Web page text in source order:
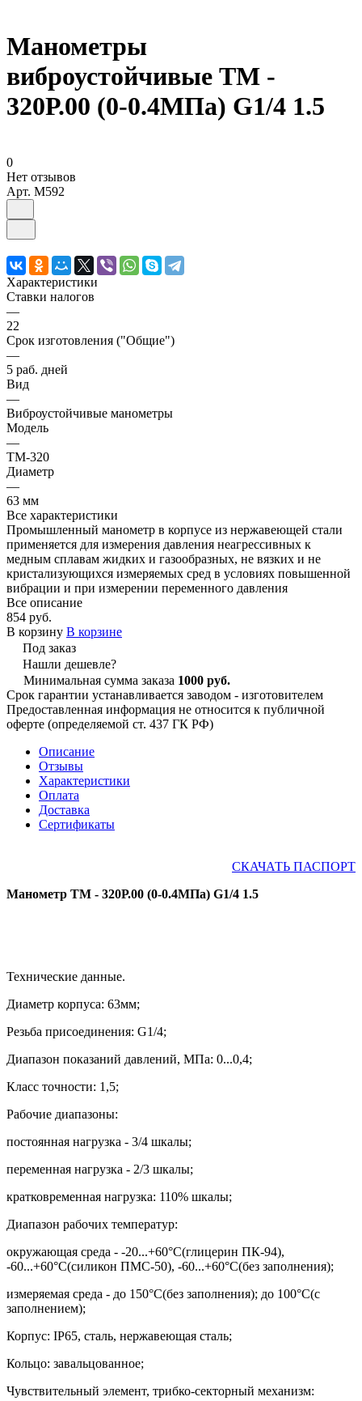
Манометры
виброустойчивые ТМ -
320Р.00 (0-0.4МПа) G1/4 1.5
0
Нет отзывов
Арт. M592
Характеристики
Ставки налогов
—
22
Срок изготовления ("Общие")
—
5 раб. дней
Вид
—
Виброустойчивые манометры
Модель
—
ТМ-320
Диаметр
—
63 мм
Все характеристики
Промышленный манометр в корпусе из нержавеющей стали
применяется для измерения давления неагрессивных к
медным сплавам жидких и газообразных, не вязких и не
кристализующихся измеряемых сред в условиях повышенной
вибрации и при измерении переменного давления
Все описание
854 руб.
В корзину В корзине
Под заказ
Нашли дешевле?
Минимальная сумма заказа 1000 руб.
Срок гарантии устанавливается заводом - изготовителем
Предоставленная информация не относится к публичной
оферте (определяемой ст. 437 ГК РФ)
Описание
Отзывы
Характеристики
Оплата
Доставка
Сертификаты
СКАЧАТЬ ПАСПОРТ
Манометр ТМ - 320Р.00 (0-0.4МПа) G1/4 1.5
Технические данные.
Диаметр корпуса: 63мм;
Резьба присоединения: G1/4;
Диапазон показаний давлений, МПа: 0...0,4;
Класс точности: 1,5;
Рабочие диапазоны:
постоянная нагрузка - 3/4 шкалы;
переменная нагрузка - 2/3 шкалы;
кратковременная нагрузка: 110% шкалы;
Диапазон рабочих температур:
окружающая среда - -20...+60°С(глицерин ПК-94),
-60...+60°С(силикон ПМС-50), -60...+60°С(без заполнения);
измеряемая среда - до 150°С(без заполнения); до 100°С(с
заполнением);
Корпус: IP65, сталь, нержавеющая сталь;
Кольцо: завальцованное;
Чувствительный элемент, трибко-секторный механизм: